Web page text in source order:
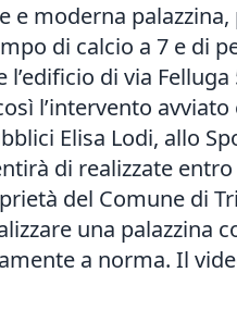
moderna
di calcio a 7 e di
di via
l’intervento
Elisa Lodi, allo
di realizzate
del Comune di
una palazzina
a norma. Il